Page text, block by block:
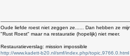
Oude liefde roest niet zeggen ze...... Dan hebben ze
"Rust Roest" maar na restauratie (hopelijk) niet meer.
Restauratieverslag: mission impossible
http://www.kadett-b20.nl/smf/index.php/topic,9766.0.html